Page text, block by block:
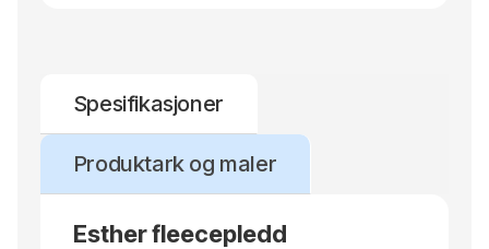
Spesifikasjoner
Produktark og maler
Esther fleecepledd